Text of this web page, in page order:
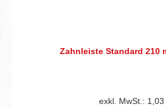
Zahnleiste Standard 210
exkl. MwSt.: 1,03